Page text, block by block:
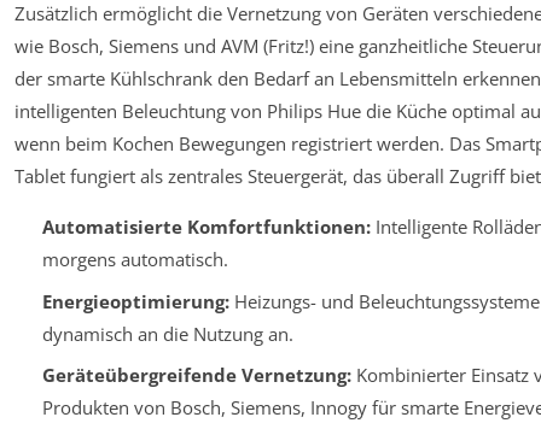
Zusätzlich ermöglicht die Vernetzung von Geräten
wie Bosch, Siemens und AVM (Fritz!) eine ganzheitliche
der smarte Kühlschrank den Bedarf an Lebensmitteln
intelligenten Beleuchtung von Philips Hue die Küche optimal
wenn beim Kochen Bewegungen registriert werden. Das
Tablet fungiert als zentrales Steuergerät, das überall Zugriff
Automatisierte Komfortfunktionen:Intelligente
morgens automatisch.
Energieoptimierung:Heizungs- und
dynamisch an die Nutzung an.
Geräteübergreifende Vernetzung:Kombinierter Einsatz
Produkten von Bosch, Siemens, Innogy für smarte